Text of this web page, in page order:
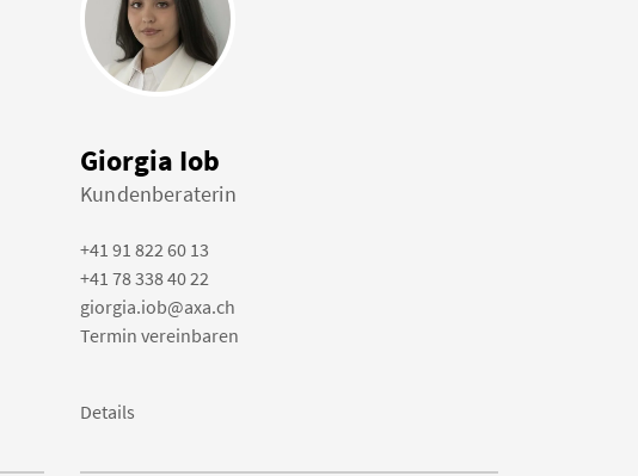
Giorgia Iob
Kundenberaterin
+41 91 822 60 13
+41 78 338 40 22
giorgia.iob@axa.ch
Termin vereinbaren
Details